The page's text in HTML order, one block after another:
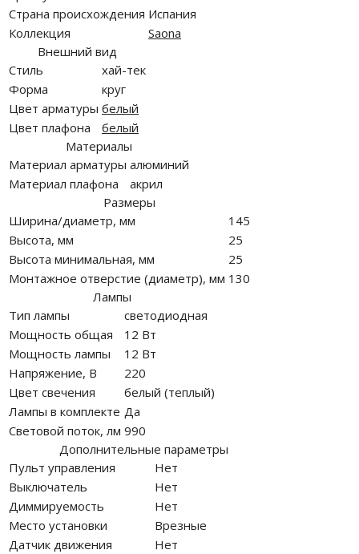
Страна происхождения Испания
Коллекция
Saona
Внешний вид
Стиль
хай-тек
Форма
круг
Цвет арматуры белый
Цвет плафона
белый
Материалы
Материал арматуры алюминий
Материал плафона
акрил
Размеры
Ширина/диаметр, мм
145
Высота, мм
25
Высота минимальная, мм
25
Монтажное отверстие (диаметр), мм 130
Лампы
Тип лампы
светодиодная
Мощность общая
12 Вт
Мощность лампы
12 Вт
Напряжение, В
220
Цвет свечения
белый (теплый)
Лампы в комплекте Да
Световой поток, лм 990
Дополнительные параметры
Пульт управления
Нет
Выключатель
Нет
Диммируемость
Нет
Место установки
Врезные
Датчик движения
Нет